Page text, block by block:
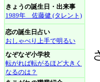
きょうの誕生日・出来事
1989年 佐藤健 (タレント)
恋の誕生日占い
おしゃべり上手で明るい
なぞなぞ小学校
転がれば転がるほど大きく
なるのは？